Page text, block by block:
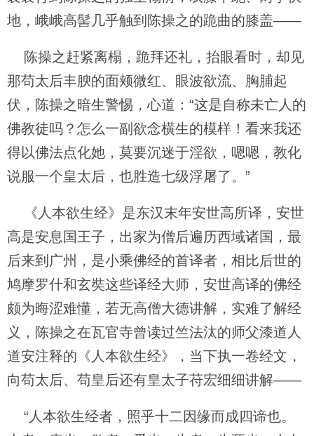
地，峨峨高髻几乎触到陈操之的跪曲的膝盖——
陈操之赶紧离榻，跪拜还礼，抬眼看时，却见
那苟太后丰腴的面颊微红、眼波欲流、胸脯起
伏，陈操之暗生警惕，心道：“这是自称未亡人的
佛教徒吗？怎么一副欲念横生的模样！看来我还
得以佛法点化她，莫要沉迷于淫欲，嗯嗯，教化
说服一个皇太后，也胜造七级浮屠了。”
《人本欲生经》是东汉末年安世高所译，安世
高是安息国王子，出家为僧后遍历西域诸国，最
后来到广州，是小乘佛经的首译者，相比后世的
鸠摩罗什和玄奘这些译经大师，安世高译的佛经
颇为晦涩难懂，若无高僧大德讲解，实难了解经
义，陈操之在瓦官寺曾读过竺法汰的师父漆道人
道安注释的《人本欲生经》，当下执一卷经文，
向苟太后、苟皇后还有皇太子苻宏细细讲解——
“人本欲生经者，照乎十二因缘而成四谛也。